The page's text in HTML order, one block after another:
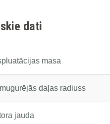
dati
masa
daļas radiuss
jauda